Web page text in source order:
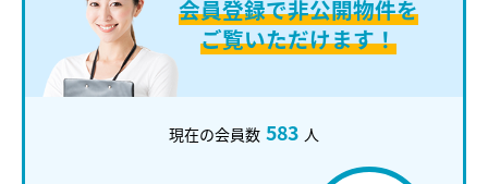
会員登録で非公開物件を
ご覧いただけます！
現在の会員数 583 人